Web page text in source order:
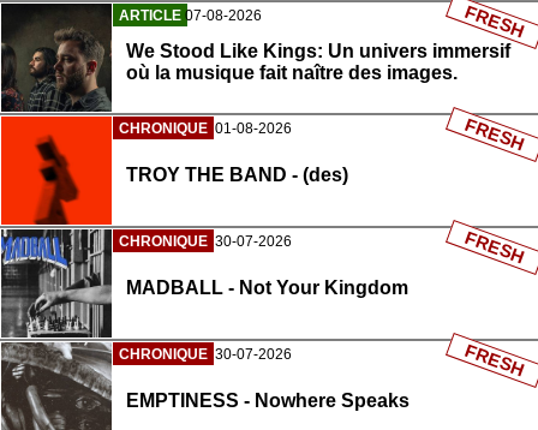
ARTICLE 07-08-2026
We Stood Like Kings: Un univers immersif
où la musique fait naître des images.
FRESH
CHRONIQUE 01-08-2026
TROY THE BAND - (des)
FRESH
CHRONIQUE 30-07-2026
MADBALL - Not Your Kingdom
FRESH
CHRONIQUE 30-07-2026
EMPTINESS - Nowhere Speaks
FRESH